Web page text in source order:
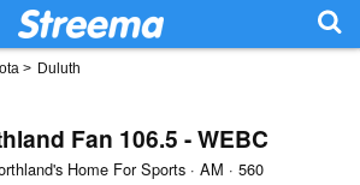
> Duluth
Fan 106.5 - WEBC
Home For Sports · AM · 560